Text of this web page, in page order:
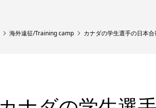
海外遠征/Training camp カナダの学生選手の日本